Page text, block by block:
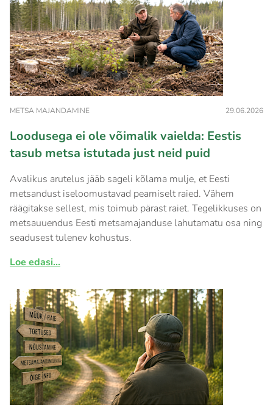
METSA MAJANDAMINE 29.06.2026
Loodusega ei ole võimalik vaielda: Eestis
tasub metsa istutada just neid puid
Avalikus arutelus jääb sageli kõlama mulje, et Eesti
metsandust iseloomustavad peamiselt raied. Vähem
räägitakse sellest, mis toimub pärast raiet. Tegelikkuses on
metsauuendus Eesti metsamajanduse lahutamatu osa ning
seadusest tulenev kohustus.
Loe edasi...